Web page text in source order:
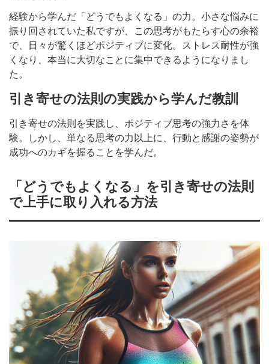
経験から学んだ「どうでもよくなる」の力。小さな悩みに
振り回されていた私ですが、この思考がもたらす心の余裕
で、日々が驚くほどポジティブに変化。ストレス耐性が強
くなり、本当に大切なことに集中できるようになりまし
た。
引き寄せの法則の実践から学んだ教訓
引き寄せの法則を実践し、ポジティブ思考の強力さを体
験。しかし、単なる思考の力以上に、行動と感謝の姿勢が
成功へのカギを握ることを学んだ。
「どうでもよくなる」を引き寄せの法則
で上手に取り入れる方法